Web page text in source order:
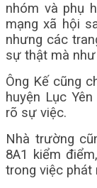
nhóm và phụ
mạng xã hội
nhưng các
sự thật mà như
Ông Kế cũng
huyện Lục
rõ sự việc.
Nhà trường
8A1 kiểm
trong việc phát